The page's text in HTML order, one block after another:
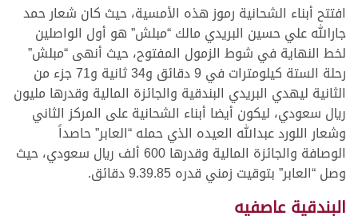
افتتح أبناء الشحانية رموز هذه الأمسية، حيث كان شعار حمد
جارالله علي حسين البريدي مالك “مبلش” هو أول الواصلين
لخط النهاية في شوط الزمول المفتوح، حيث أنهى “مبلش”
رحلة الستة كيلومترات في 9 دقائق و34 ثانية و71 جزء من
الثانية ليهدي البريدي البندقية والجائزة المالية وقدرها مليون
ريال سعودي، ليكون أيضا أبناء الشحانية على المركز الثاني
وشعار اللورد عبدالله العيده الذي حمله “العابر” حاصداً
الوصافة والجائزة المالية وقدرها 600 ألف ريال سعودي، حيث
وصل “العابر” بتوقيت زمني قدره 9.39.85 دقائق.
البندقية عاصفيه